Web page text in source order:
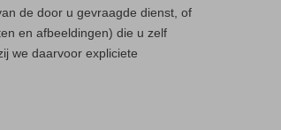
de door u gevraagde dienst, of
en afbeeldingen) die u zelf
we daarvoor expliciete